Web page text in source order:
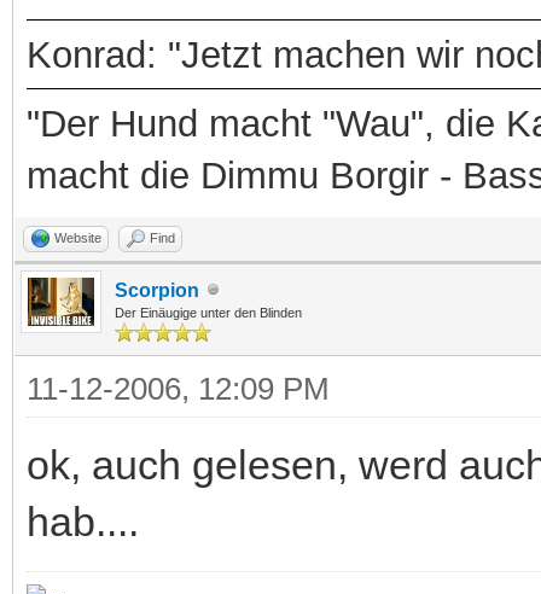
Konrad: "Jetzt machen wir
"Der Hund macht "Wau", die
macht die Dimmu Borgir -
Website Find
Scorpion
Der Einäugige unter den Blinden
11-12-2006, 12:09 PM
ok, auch gelesen, werd
hab....